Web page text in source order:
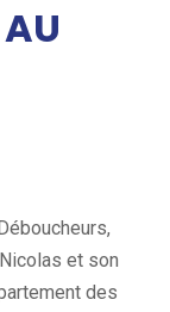
et son
des